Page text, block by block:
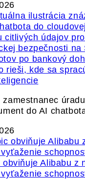
po bankový
rieši, kde sa
zamestnanec
do AI
obviňuje Alibabu z